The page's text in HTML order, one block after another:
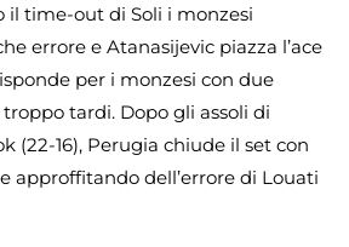
il time-out di Soli i monzesi
errore e Atanasijevic piazza l’ace
per i monzesi con due
troppo tardi. Dopo gli assoli di
(22-16), Perugia chiude il set con
approffitando dell’errore di Louati